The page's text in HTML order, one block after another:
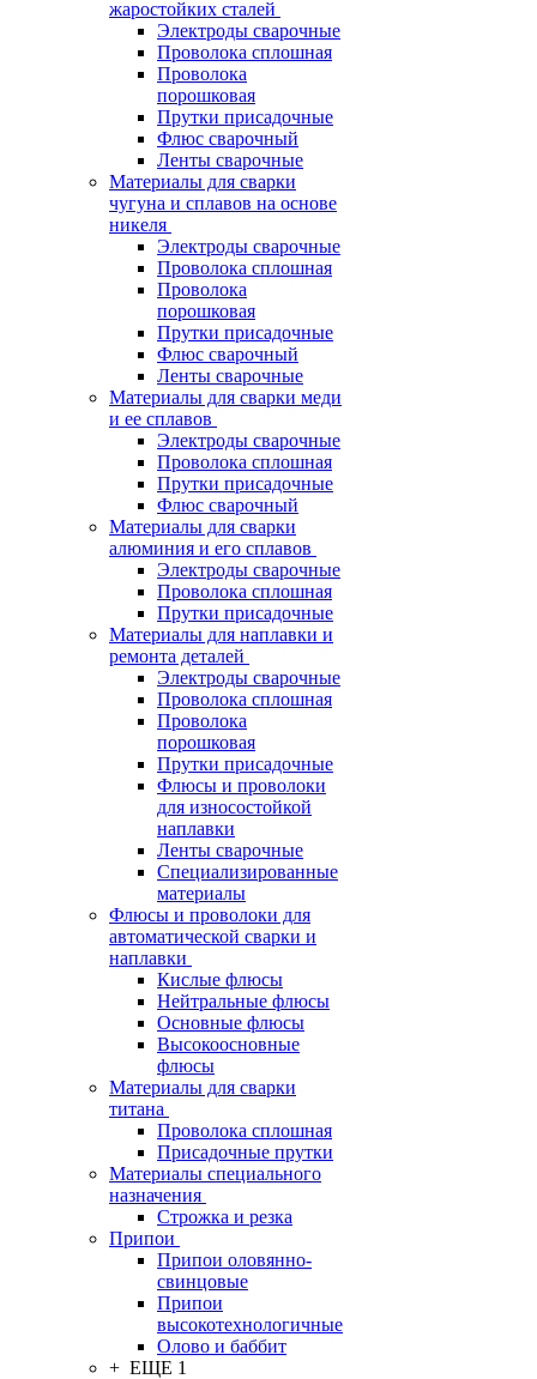
жаростойких сталей
Электроды сварочные
Проволока сплошная
Проволока
порошковая
Прутки присадочные
Флюс сварочный
Ленты сварочные
Материалы для сварки
чугуна и сплавов на основе
никеля
Электроды сварочные
Проволока сплошная
Проволока
порошковая
Прутки присадочные
Флюс сварочный
Ленты сварочные
Материалы для сварки меди
и ее сплавов
Электроды сварочные
Проволока сплошная
Прутки присадочные
Флюс сварочный
Материалы для сварки
алюминия и его сплавов
Электроды сварочные
Проволока сплошная
Прутки присадочные
Материалы для наплавки и
ремонта деталей
Электроды сварочные
Проволока сплошная
Проволока
порошковая
Прутки присадочные
Флюсы и проволоки
для износостойкой
наплавки
Ленты сварочные
Специализированные
материалы
Флюсы и проволоки для
автоматической сварки и
наплавки
Кислые флюсы
Нейтральные флюсы
Основные флюсы
Высокоосновные
флюсы
Материалы для сварки
титана
Проволока сплошная
Присадочные прутки
Материалы специального
назначения
Строжка и резка
Припои
Припои оловянно-
свинцовые
Припои
высокотехнологичные
Олово и баббит
+ ЕЩЕ 1